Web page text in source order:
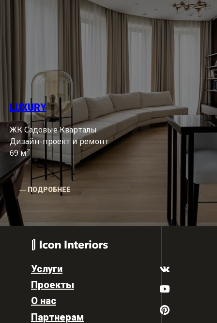
LUXURY
ЖК Садовые Кварталы
Дизайн-проект и ремонт
69 м²
― ПОДРОБНЕЕ
Услуги
Проекты
О нас
Партнерам